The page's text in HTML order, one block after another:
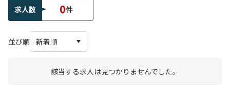
求人数 0件
並び順
該当する求人は見つかりませんでした。